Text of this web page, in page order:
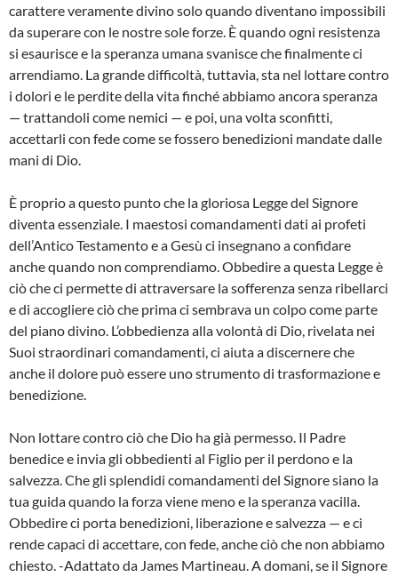
carattere veramente divino solo quando diventano impossibili
da superare con le nostre sole forze. È quando ogni resistenza
si esaurisce e la speranza umana svanisce che finalmente ci
arrendiamo. La grande difficoltà, tuttavia, sta nel lottare contro
i dolori e le perdite della vita finché abbiamo ancora speranza
— trattandoli come nemici — e poi, una volta sconfitti,
accettarli con fede come se fossero benedizioni mandate dalle
mani di Dio.
È proprio a questo punto che la gloriosa Legge del Signore
diventa essenziale. I maestosi comandamenti dati ai profeti
dell’Antico Testamento e a Gesù ci insegnano a confidare
anche quando non comprendiamo. Obbedire a questa Legge è
ciò che ci permette di attraversare la sofferenza senza ribellarci
e di accogliere ciò che prima ci sembrava un colpo come parte
del piano divino. L’obbedienza alla volontà di Dio, rivelata nei
Suoi straordinari comandamenti, ci aiuta a discernere che
anche il dolore può essere uno strumento di trasformazione e
benedizione.
Non lottare contro ciò che Dio ha già permesso. Il Padre
benedice e invia gli obbedienti al Figlio per il perdono e la
salvezza. Che gli splendidi comandamenti del Signore siano la
tua guida quando la forza viene meno e la speranza vacilla.
Obbedire ci porta benedizioni, liberazione e salvezza — e ci
rende capaci di accettare, con fede, anche ciò che non abbiamo
chiesto. -Adattato da James Martineau. A domani, se il Signore